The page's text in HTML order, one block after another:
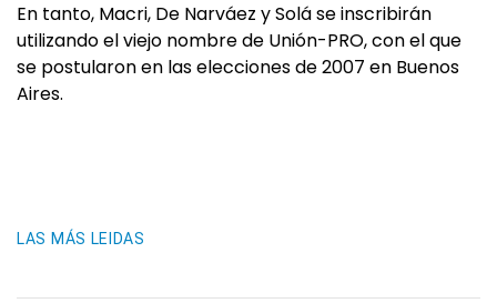
En tanto, Macri, De Narváez y Solá se inscribirán
utilizando el viejo nombre de Unión-PRO, con el que
se postularon en las elecciones de 2007 en Buenos
Aires.
LAS MÁS LEIDAS